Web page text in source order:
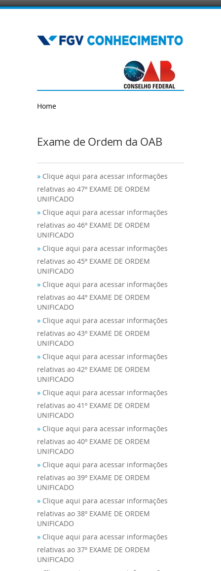
Home
Exame de Ordem da OAB
» Clique aqui para acessar informações
relativas ao 47º EXAME DE ORDEM
UNIFICADO
» Clique aqui para acessar informações
relativas ao 46º EXAME DE ORDEM
UNIFICADO
» Clique aqui para acessar informações
relativas ao 45º EXAME DE ORDEM
UNIFICADO
» Clique aqui para acessar informações
relativas ao 44º EXAME DE ORDEM
UNIFICADO
» Clique aqui para acessar informações
relativas ao 43º EXAME DE ORDEM
UNIFICADO
» Clique aqui para acessar informações
relativas ao 42º EXAME DE ORDEM
UNIFICADO
» Clique aqui para acessar informações
relativas ao 41º EXAME DE ORDEM
UNIFICADO
» Clique aqui para acessar informações
relativas ao 40º EXAME DE ORDEM
UNIFICADO
» Clique aqui para acessar informações
relativas ao 39º EXAME DE ORDEM
UNIFICADO
» Clique aqui para acessar informações
relativas ao 38º EXAME DE ORDEM
UNIFICADO
» Clique aqui para acessar informações
relativas ao 37º EXAME DE ORDEM
UNIFICADO